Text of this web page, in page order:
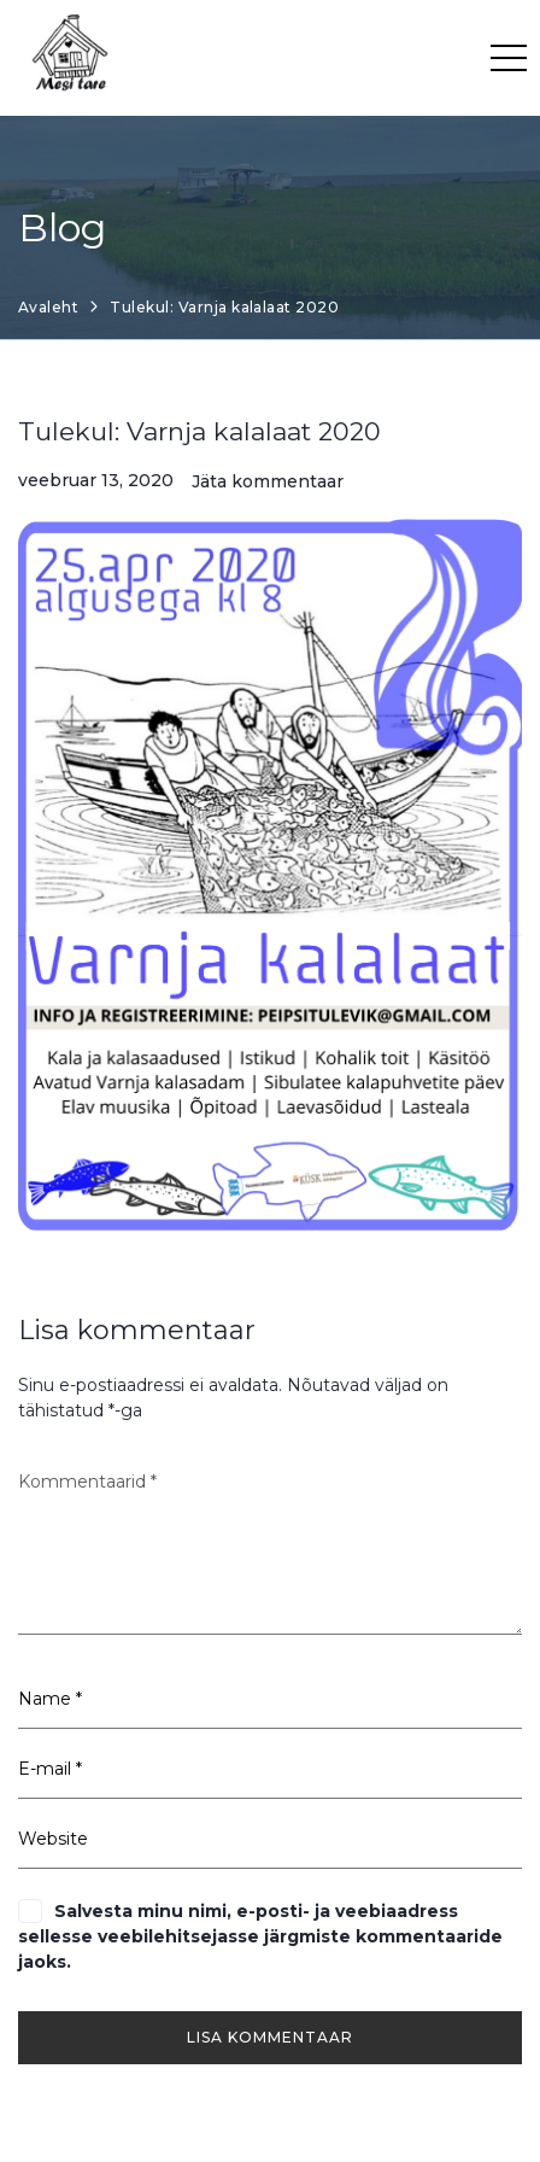
content
Blog
Avaleht Tulekul: Varnja kalalaat 2020
Tulekul: Varnja kalalaat 2020
veebruar 13, 2020 Jäta kommentaar
Lisa kommentaar
Sinu e-postiaadressi ei avaldata. Nõutavad väljad on
tähistatud *-ga
Salvesta minu nimi, e-posti- ja veebiaadress
sellesse veebilehitsejasse järgmiste kommentaaride
jaoks.